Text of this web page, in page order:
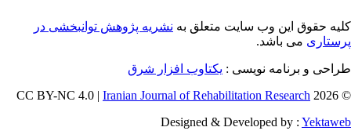
حقوق این وب سایت متعلق بهنشریه پژوهش توانبخشی در
می باشد.
و برنامه نویسی : یکتاوب افزار شرق
©
Iranian Journal of Rehabilitation Research
Designed & Developed by :